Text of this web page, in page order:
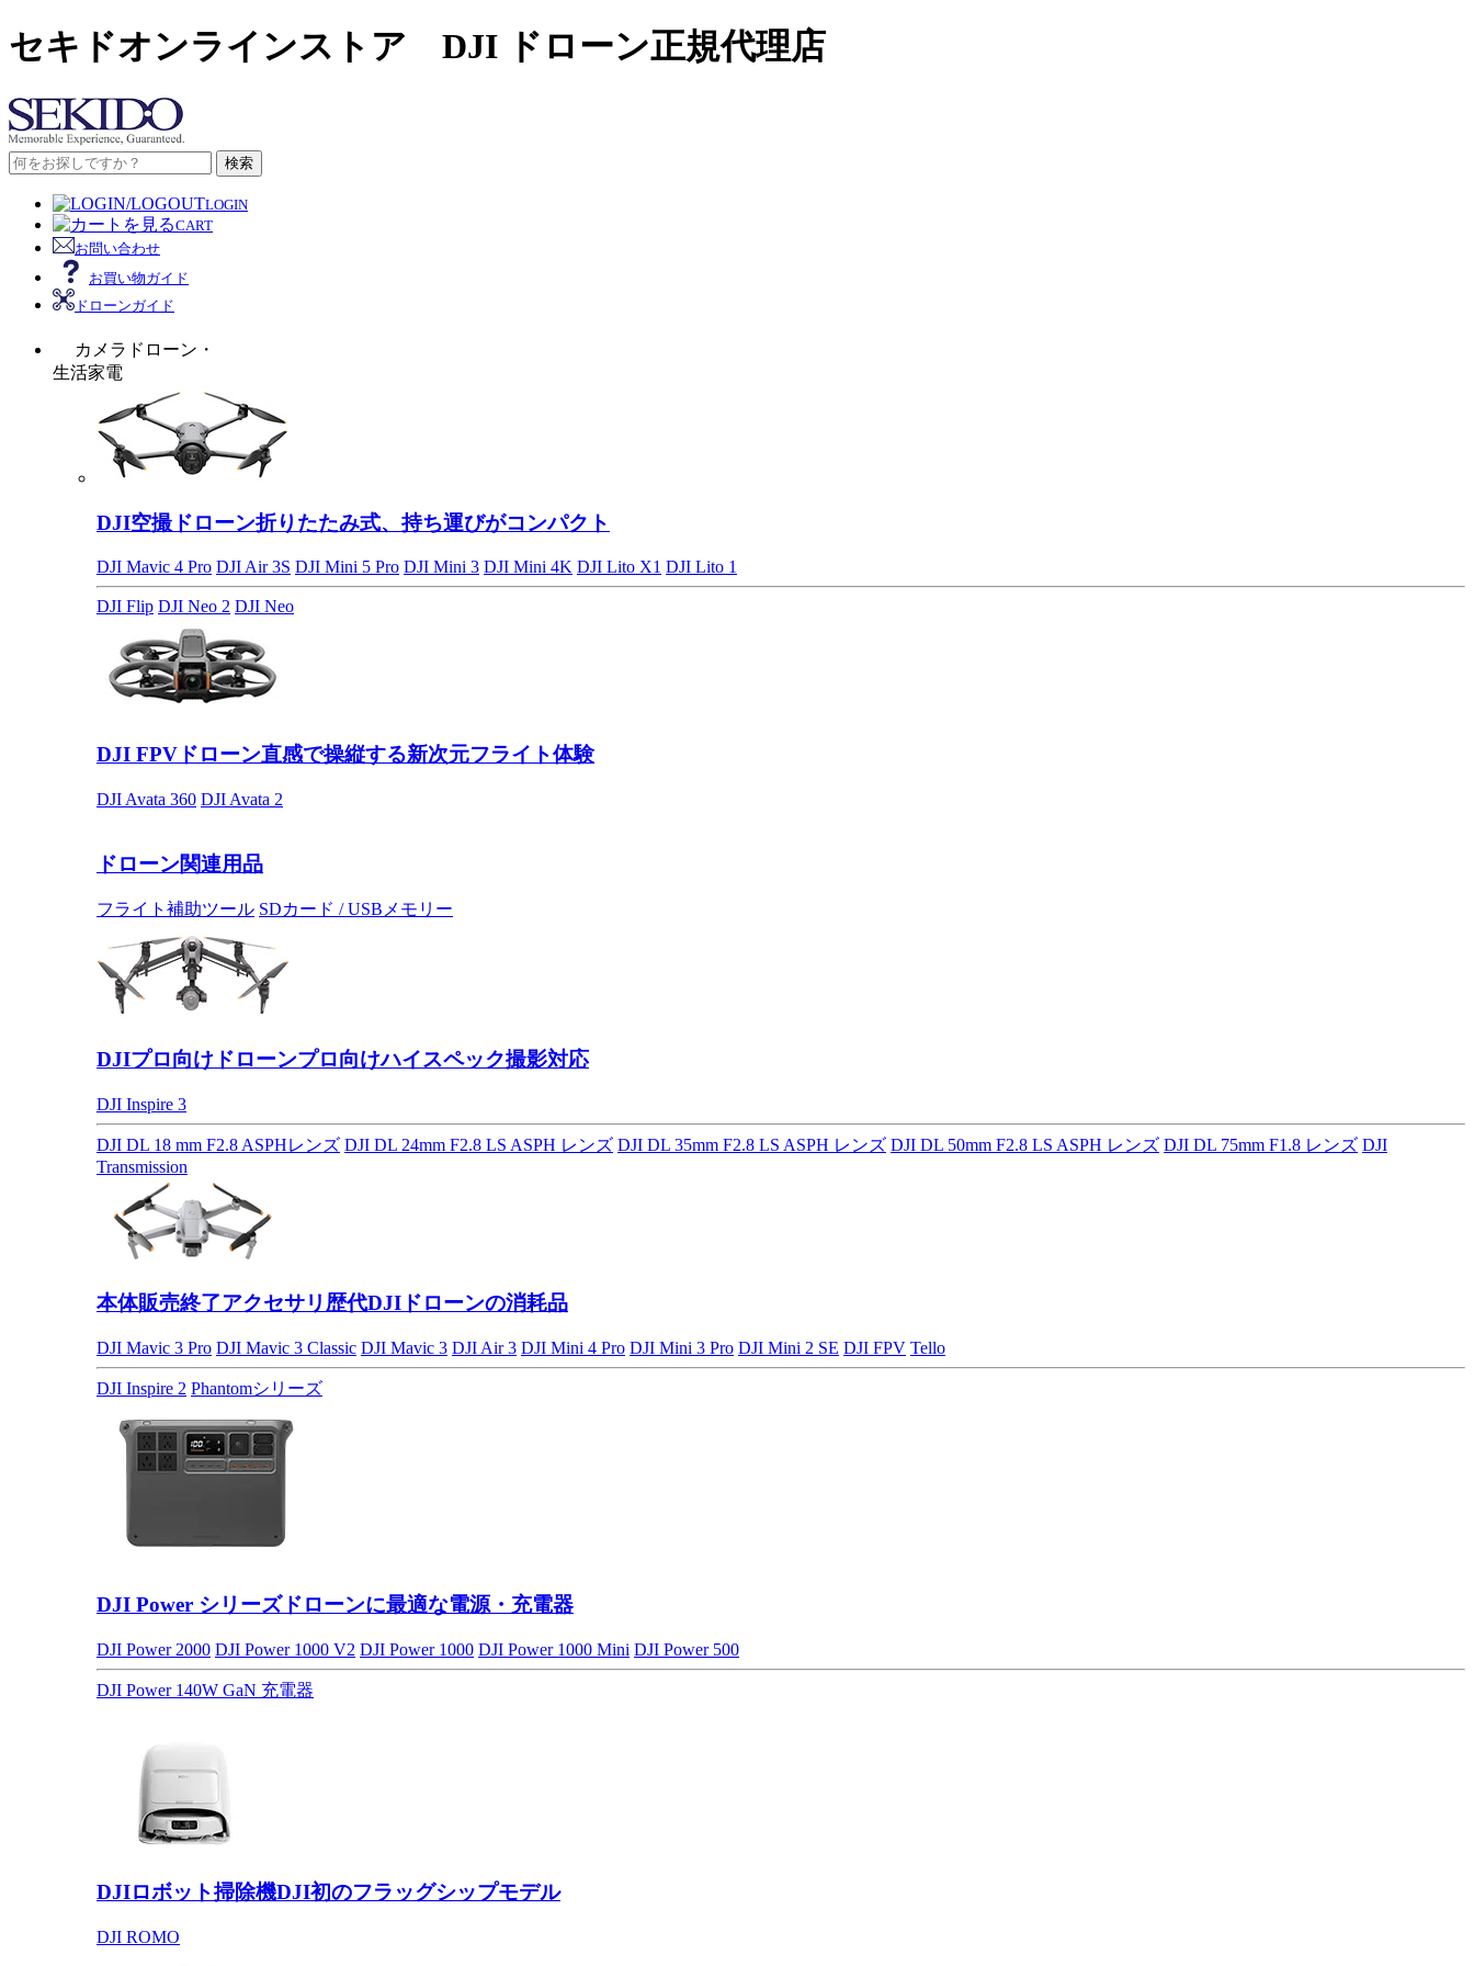
セキドオンラインストア DJI ドローン正規代理店
検索
LOGIN
CART
お問い合わせ
お買い物ガイド
ドローンガイド
カメラドローン・
生活家電
DJI空撮ドローン折りたたみ式、持ち運びがコンパクト
DJI Mavic 4 Pro DJI Air 3S DJI Mini 5 Pro DJI Mini 3 DJI Mini 4K DJI Lito X1 DJI Lito 1
DJI Flip DJI Neo 2 DJI Neo
DJI FPVドローン直感で操縦する新次元フライト体験
DJI Avata 360 DJI Avata 2
ドローン関連用品
フライト補助ツール SDカード / USBメモリー
DJIプロ向けドローンプロ向けハイスペック撮影対応
DJI Inspire 3
DJI DL 18 mm F2.8 ASPHレンズ DJI DL 24mm F2.8 LS ASPH レンズ DJI DL 35mm F2.8 LS ASPH レンズ DJI DL 50mm F2.8 LS ASPH レンズ DJI DL 75mm F1.8 レンズ DJI
Transmission
本体販売終了アクセサリ 歴代DJIドローンの消耗品
DJI Mavic 3 Pro DJI Mavic 3 Classic DJI Mavic 3 DJI Air 3 DJI Mini 4 Pro DJI Mini 3 Pro DJI Mini 2 SE DJI FPV Tello
DJI Inspire 2 Phantomシリーズ
DJI Power シリーズドローンに最適な電源・充電器
DJI Power 2000 DJI Power 1000 V2 DJI Power 1000 DJI Power 1000 Mini DJI Power 500
DJI Power 140W GaN 充電器
DJIロボット掃除機DJI初のフラッグシップモデル
DJI ROMO